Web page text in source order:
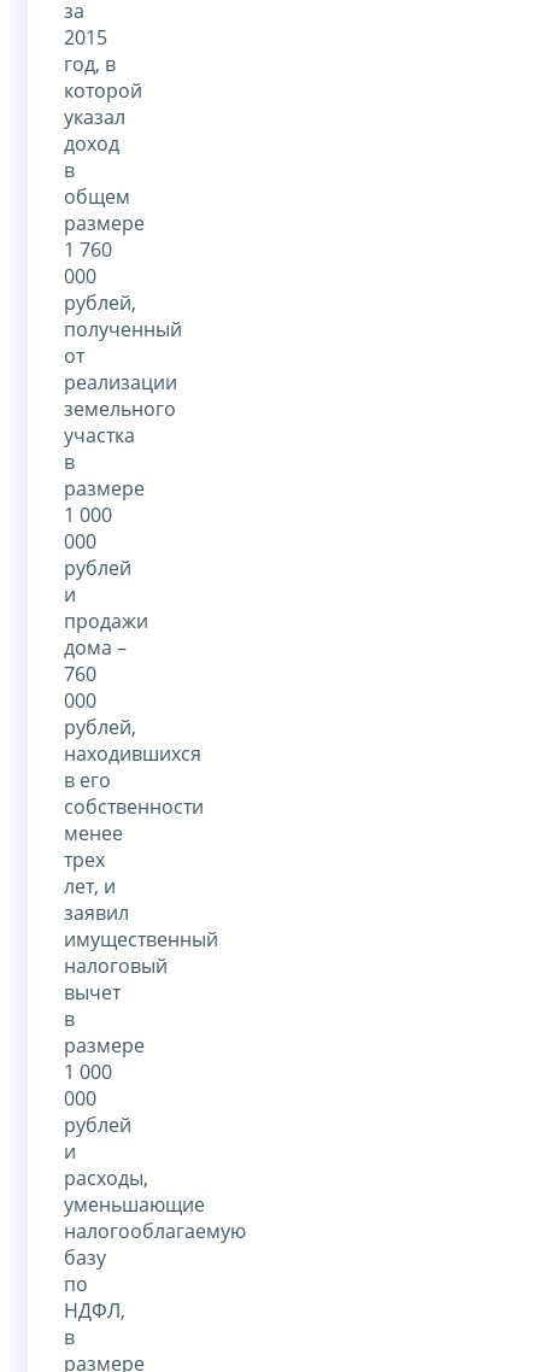
за
2015
год, в
которой
указал
доход
в
общем
размере
1 760
000
рублей,
полученный
от
реализации
земельного
участка
в
размере
1 000
000
рублей
и
продажи
дома –
760
000
рублей,
находившихся
в его
собственности
менее
трех
лет, и
заявил
имущественный
налоговый
вычет
в
размере
1 000
000
рублей
и
расходы,
уменьшающие
налогооблагаемую
базу
по
НДФЛ,
в
размере